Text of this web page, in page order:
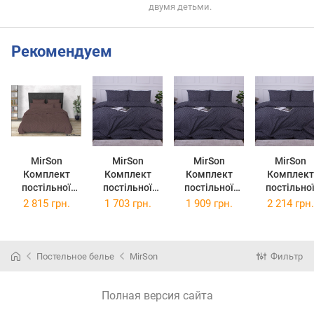
двумя детьми.
Рекомендуем
MirSon
Комплект
постільної
білизни
Geometry
MirSon
Комплект
постільної
білизни
0625 Geometry
MirSon
Комплект
постільної
білизни
MirSon
Комплект
постільної
білизни
Geometry
2 815 грн. 1 703 грн. 1 909 грн. 2 214 грн.
Постельное белье MirSon Фильтр
Полная версия сайта